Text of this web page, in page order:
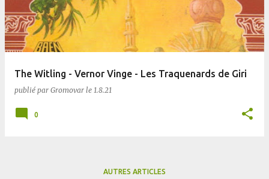
The Witling - Vernor Vinge - Les Traquenards de Giri
publié par Gromovar le 1.8.21
0
AUTRES ARTICLES